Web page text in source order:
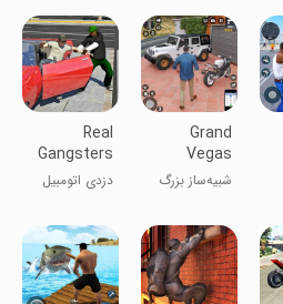
جنایت
Grand
Vegas
Simulator
شبیه‌ساز بزرگ
Real
Gangsters
Auto Theft
دزدی اتومبیل
واقعی